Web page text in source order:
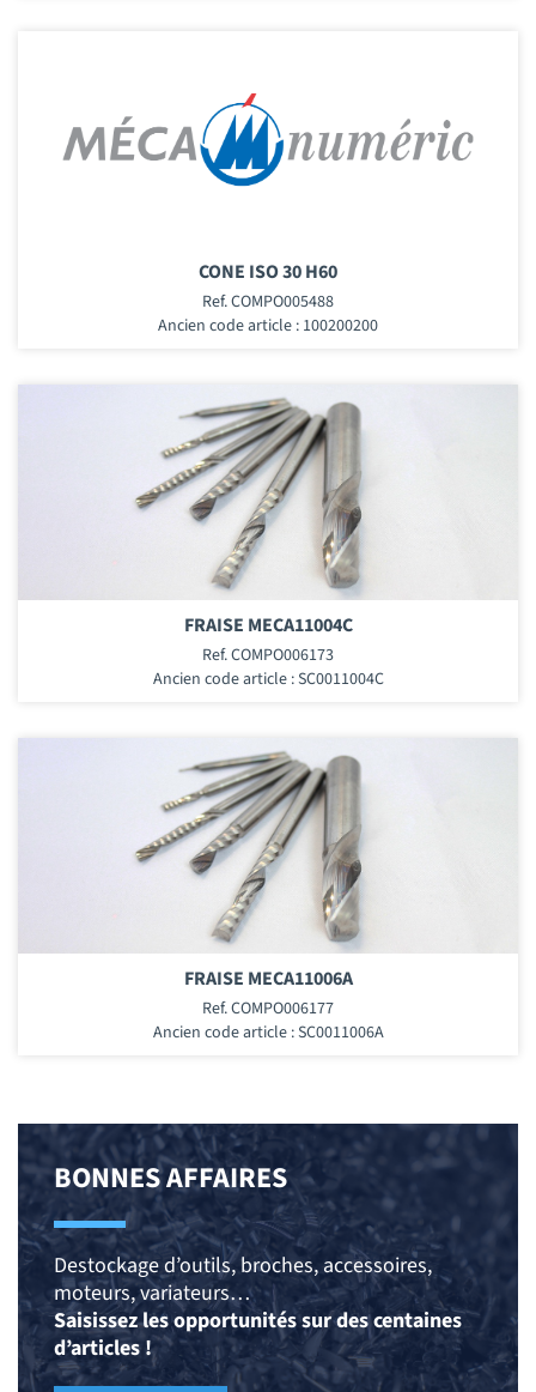
CONE ISO 30 H60
Ref. COMPO005488
Ancien code article : 100200200
FRAISE MECA11004C
Ref. COMPO006173
Ancien code article : SC0011004C
FRAISE MECA11006A
Ref. COMPO006177
Ancien code article : SC0011006A
BONNES AFFAIRES
Destockage d’outils, broches, accessoires,
moteurs, variateurs…
Saisissez les opportunités sur des centaines
d’articles !